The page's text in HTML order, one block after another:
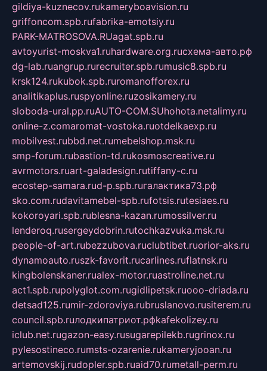
gildiya-kuznecov.rukameryboavision.ru
griffoncom.spb.rufabrika-emotsiy.ru
PARK-MATROSOVA.RUagat.spb.ru
avtoyurist-moskva1.ruhardware.org.ruсхема-авто.рф
dg-lab.ruangrup.rurecruiter.spb.rumusic8.spb.ru
krsk124.rukubok.spb.ruromanofforex.ru
analitikaplus.ruspyonline.ruzosikamery.ru
sloboda-ural.pp.ruAUTO-COM.SUhohota.netalimy.ru
online-z.comaromat-vostoka.ruotdelkaexp.ru
mobilvest.rubbd.net.rumebelshop.msk.ru
smp-forum.rubastion-td.rukosmoscreative.ru
avrmotors.ruart-galadesign.rutiffany-c.ru
ecostep-samara.rud-p.spb.ruгалактика73.рф
sko.com.rudavitamebel-spb.rufotsis.rutesiaes.ru
kokoroyari.spb.rublesna-kazan.rumossilver.ru
lenderoq.rusergeydobrin.rutochkazvuka.msk.ru
people-of-art.rubezzubova.ruclubtibet.ruorior-aks.ru
dynamoauto.ruszk-favorit.rucarlines.ruflatnsk.ru
kingbolenskaner.rualex-motor.ruastroline.net.ru
act1.spb.rupolyglot.com.rugidlipetsk.ruooo-driada.ru
detsad125.rumir-zdoroviya.rubruslanovo.rusiterem.ru
council.spb.ruлодкипатриот.рфkafekolizey.ru
iclub.net.rugazon-easy.rusugarepilekb.rugrinox.ru
pylesostineco.rumsts-ozarenie.rukameryjooan.ru
artemovskij.rudopler.spb.ruaid70.rumetall-perm.ru